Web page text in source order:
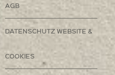
AGB
DATENSCHUTZ WEBSITE &
COOKIES